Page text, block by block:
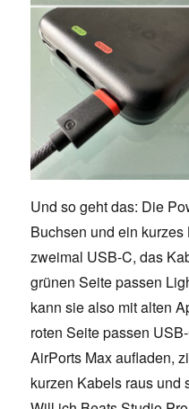
Und so geht das: Die
Buchsen und ein
zweimal USB-C, das
grünen Seite passen
kann sie also mit alten
roten Seite passen
AirPorts Max aufladen,
kurzen Kabels raus und